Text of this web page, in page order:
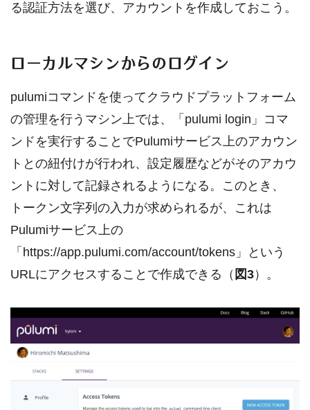
る認証方法を選び、アカウントを作成しておこう。
ローカルマシンからのログイン
pulumiコマンドを使ってクラウドプラットフォーム
の管理を行うマシン上では、「pulumi login」コマ
ンドを実行することでPulumiサービス上のアカウン
トとの紐付けが行われ、設定履歴などがそのアカウ
ントに対して記録されるようになる。このとき、
トークン文字列の入力が求められるが、これは
Pulumiサービス上の
「https://app.pulumi.com/account/tokens」という
URLにアクセスすることで作成できる（ 図3）。